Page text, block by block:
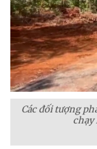
Các đối tượng
chạy